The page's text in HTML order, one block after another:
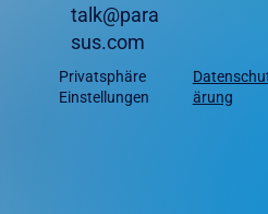
Privatsphäre
Einstellungen
ärung
talk@para
sus.com